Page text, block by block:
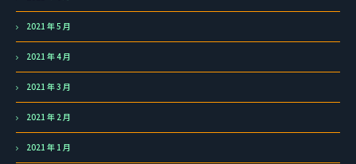
2021 年 5 月
2021 年 4 月
2021 年 3 月
2021 年 2 月
2021 年 1 月